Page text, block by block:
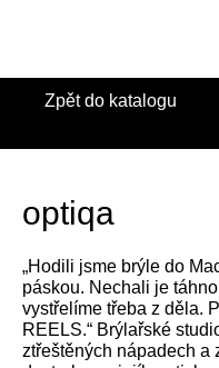
Zpět do katalogu
optiqa
„Hodili jsme brýle do
páskou. Nechali je
vystřelíme třeba z děla.
REELS.“ Brýlařské
ztřeštěných nápadech a